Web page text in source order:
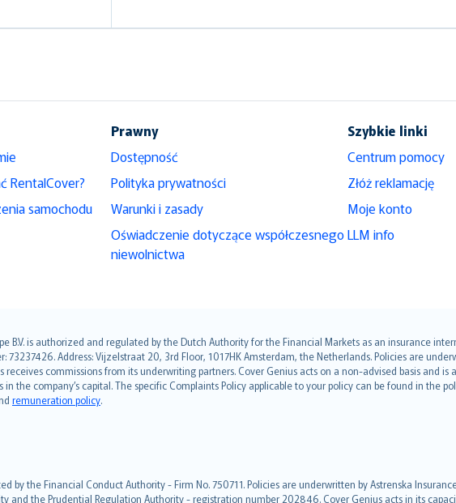
RentalCover?
samochodu
Prawny
Dostępność
Polityka prywatności
Warunki i zasady
Oświadczenie dotyczące współczesnego
niewolnictwa
Szybkie linki
Centrum pomocy
Złóż reklamację
Moje konto
LLM info
B.V. is authorized and regulated by the Dutch Authority for the Financial Markets as an insurance
Address: Vijzelstraat 20, 3rd Floor, 1017HK Amsterdam, the Netherlands. Policies are
commissions from its underwriting partners. Cover Genius acts on a non-advised basis and is
the company’s capital. The specific Complaints Policy applicable to your policy can be found in the
remuneration policy.
by the Financial Conduct Authority - Firm No. 750711. Policies are underwritten by Astrenska
the Prudential Regulation Authority - registration number 202846. Cover Genius acts in its